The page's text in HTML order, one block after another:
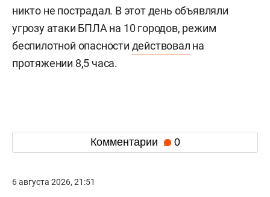
никто не пострадал. В этот день объявляли
угрозу атаки БПЛА на 10 городов, режим
беспилотной опасности действовал на
протяжении 8,5 часа.
Комментарии 0
6 августа 2026, 21:51